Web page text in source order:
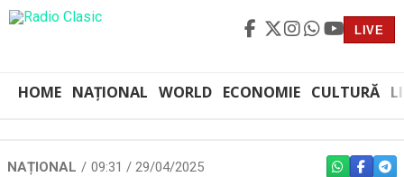
LIVE
HOME NAȚIONAL WORLD ECONOMIE CULTURĂ
NAȚIONAL 09:31 / 29/04/2025 WHATSAPP